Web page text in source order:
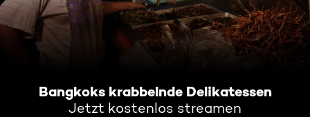
Bangkoks krabbelnde Delikatessen
Jetzt kostenlos streamen